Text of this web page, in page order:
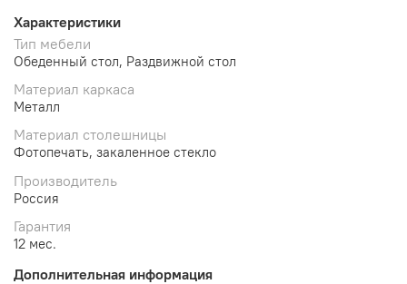
Характеристики
Тип мебели
Обеденный стол, Раздвижной стол
Материал каркаса
Металл
Материал столешницы
Фотопечать, закаленное стекло
Производитель
Россия
Гарантия
12 мес.
Дополнительная информация